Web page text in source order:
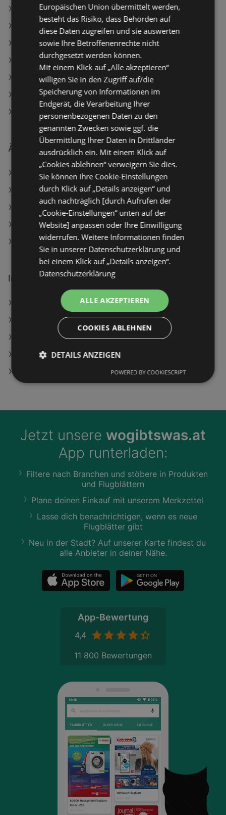
Maximarkt Angebote
ADEG Angebote
Aktuelle BILLA PLUS Flugblätter
Aktuelle HOFER Flugblätter
Aktuelle PENNY Flugblätter
Aktuelle Maximarkt Flugblätter
Aktuelle SPAR Flugblätter
Ähnliche Händler
Lidl Angebote
PENNY Angebote
ADEG Angebote
SPAR Angebote
T&G Angebote
Interessantes auf wogibtswas.at
Fieldjacket Metz Angebote
Einwascher Angebote
simpli.at Angebote
Fiat Filialen in Weiz
Jetzt unsere wogibtswas.at
App runterladen:
Filtere nach Branchen und stöbere in Produkten
und Flugblättern
Plane deinen Einkauf mit unserem Merkzettel
Lasse dich benachrichtigen, wenn es neue
Flugblätter gibt
Neu in der Stadt? Auf unserer Karte findest du
alle Anbieter in deiner Nähe.
App-Bewertung
4,4
11 800 Bewertungen
Europäischen Union übermittelt werden,
besteht das Risiko, dass Behörden auf
diese Daten zugreifen und sie auswerten
sowie Ihre Betroffenenrechte nicht
durchgesetzt werden können.
Mit einem Klick auf „Alle akzeptieren“
willigen Sie in den Zugriff auf/die
Speicherung von Informationen im
Endgerät, die Verarbeitung Ihrer
personenbezogenen Daten zu den
genannten Zwecken sowie ggf. die
Übermittlung Ihrer Daten in Drittländer
ausdrücklich ein. Mit einem Klick auf
„Cookies ablehnen“ verweigern Sie dies.
Sie können Ihre Cookie-Einstellungen
durch Klick auf „Details anzeigen“ und
auch nachträglich [durch Aufrufen der
„Cookie-Einstellungen“ unten auf der
Website] anpassen oder Ihre Einwilligung
widerrufen. Weitere Informationen finden
Sie in unserer Datenschutzerklärung und
bei einem Klick auf „Details anzeigen“.
Datenschutzerklärung
ALLE AKZEPTIEREN
COOKIES ABLEHNEN
DETAILS ANZEIGEN
POWERED BY COOKIESCRIPT